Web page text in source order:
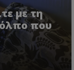
με τη
που